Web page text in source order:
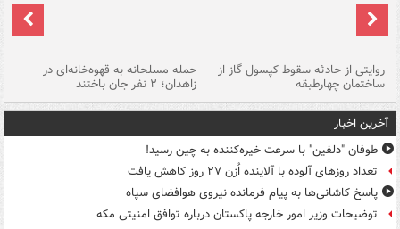
روایتی از حادثه سقوط کپسول گاز از
ساختمان چهارطبقه
حمله مسلحانه به قهوه‌خانه‌ای در
زاهدان؛ ۲ نفر جان باختند
آخرین اخبار
طوفان "دلفین" با سرعت خیره‌کننده به چین رسید!
تعداد روزهای آلوده با آلاینده اُزن ۲۷ روز کاهش یافت
پاسخ کاشانی‌ها به پیام فرمانده نیروی هوافضای سپاه
توضیحات وزیر امور خارجه پاکستان درباره توافق امنیتی مکه